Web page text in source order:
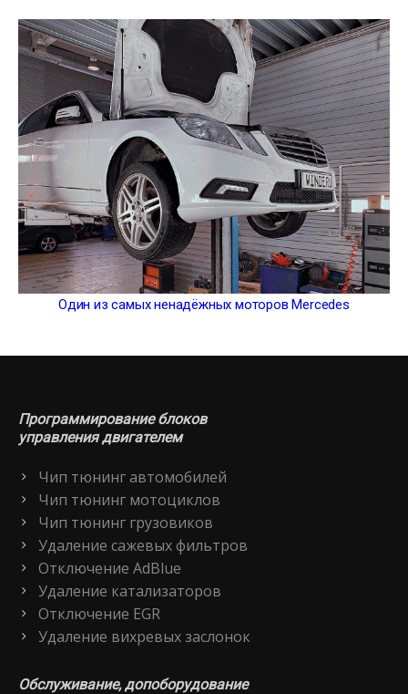
Один из самых ненадёжных моторов Mercedes
Программирование блоков
управления двигателем
Чип тюнинг автомобилей
Чип тюнинг мотоциклов
Чип тюнинг грузовиков
Удаление сажевых фильтров
Отключение AdBlue
Удаление катализаторов
Отключение EGR
Удаление вихревых заслонок
Обслуживание, допоборудование